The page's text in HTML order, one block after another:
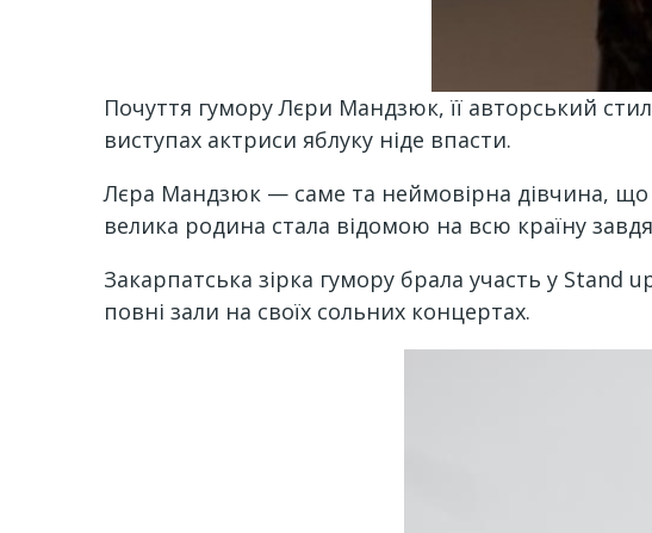
Почуття гумору Лєри Мандзюк, її авторський
виступах актриси яблуку ніде впасти.
Лєра Мандзюк — саме та неймовірна дівчина,
велика родина стала відомою на всю країну
Закарпатська зірка гумору брала участь у Stand
повні зали на своїх сольних концертах.